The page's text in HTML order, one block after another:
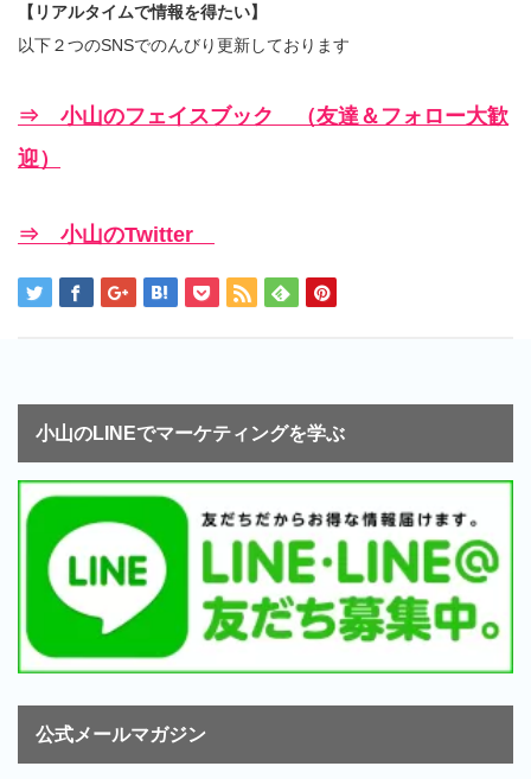
【リアルタイムで情報を得たい】
以下２つのSNSでのんびり更新しております
⇒ 小山のフェイスブック （友達＆フォロー大歓
迎）
⇒ 小山のTwitter
小山のLINEでマーケティングを学ぶ
公式メールマガジン